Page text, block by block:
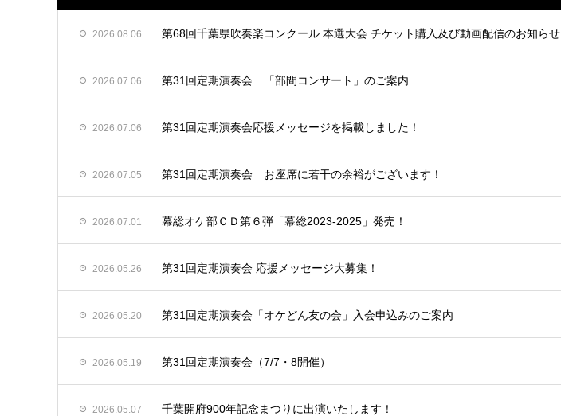
2026.08.06 第68回千葉県吹奏楽コンクール 本選大会 チケット購入及び動画配信のお知らせ
2026.07.06 第31回定期演奏会 「部間コンサート」のご案内
2026.07.06 第31回定期演奏会応援メッセージを掲載しました！
2026.07.05 第31回定期演奏会 お座席に若干の余裕がございます！
2026.07.01 幕総オケ部ＣＤ第６弾「幕総2023-2025」発売！
2026.05.26 第31回定期演奏会 応援メッセージ大募集！
2026.05.20 第31回定期演奏会「オケどん友の会」入会申込みのご案内
2026.05.19 第31回定期演奏会（7/7・8開催）
2026.05.07 千葉開府900年記念まつりに出演いたします！